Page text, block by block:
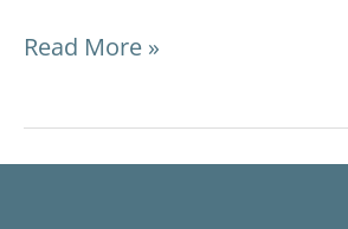
Read More »